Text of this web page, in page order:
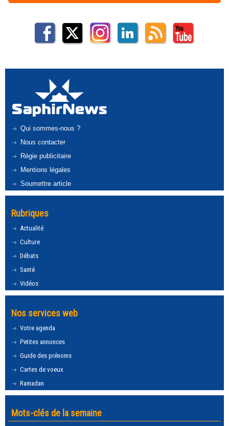
Qui sommes-nous ?
Nous contacter
Régie publicitaire
Mentions légales
Soumettre article
Rubriques
Actualité
Culture
Débats
Santé
Vidéos
Nos services web
Votre agenda
Petites annonces
Guide des prénoms
Cartes de voeux
Ramadan
Mots-clés de la semaine